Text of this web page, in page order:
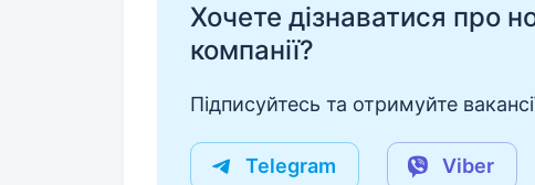
Хочете дізнаватися про
компанії?
Підписуйтесь та отримуйте
Telegram Viber